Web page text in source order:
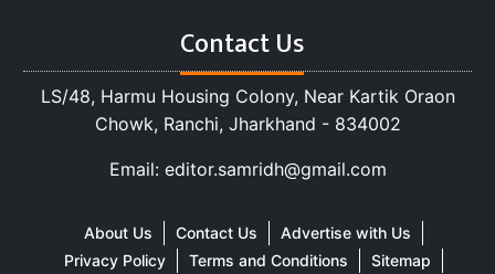
Contact Us
LS/48, Harmu Housing Colony, Near Kartik Oraon
Chowk, Ranchi, Jharkhand - 834002
Email: editor.samridh@gmail.com
About Us Contact Us
Advertise with Us
Privacy Policy
Terms and Conditions
Sitemap